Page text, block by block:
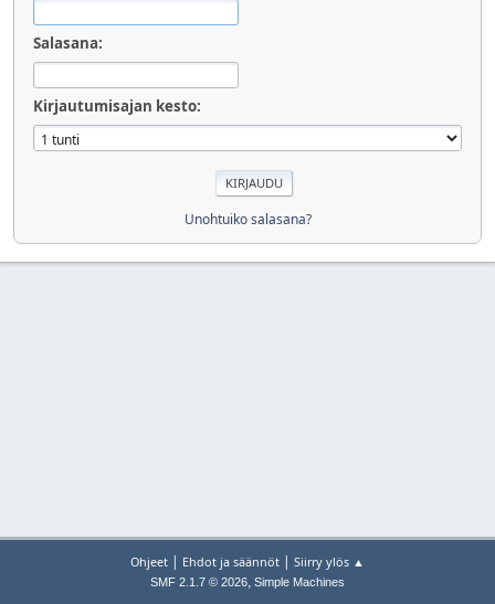
Salasana:
Kirjautumisajan kesto:
Unohtuiko salasana?
Ohjeet | Ehdot ja säännöt | Siirry ylös ▲
SMF 2.1.7 © 2026, Simple Machines